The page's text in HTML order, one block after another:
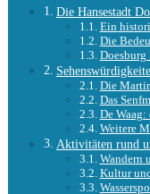
Die Hansestadt
Ein
Die
Doesburg
Die
Das
De Waag:
Weitere
Aktivitäten rund
Wandern
Kultur